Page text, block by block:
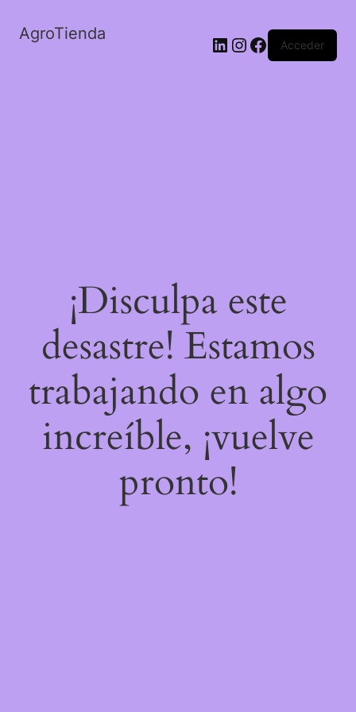
AgroTienda LinkedIn
Instagram
Facebook
Acceder
¡Disculpa este
desastre! Estamos
trabajando en algo
increíble, ¡vuelve
pronto!